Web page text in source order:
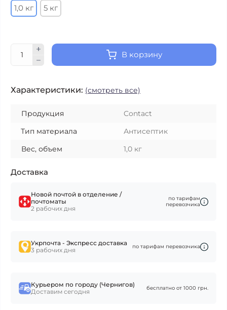
1,0 кг
5 кг
В корзину
Характеристики: (смотреть все)
Продукция
Contact
Тип материала
Антисептик
Вес, объем
1,0 кг
Доставка
Новой почтой в отделение /
почтоматы
2 рабочих дня
по тарифам
перевозчика
Укрпочта - Экспресс доставка
3 рабочих дня
по тарифам перевозчика
Курьером по городу (Чернигов)
Доставим сегодня
бесплатно от 1000 грн.